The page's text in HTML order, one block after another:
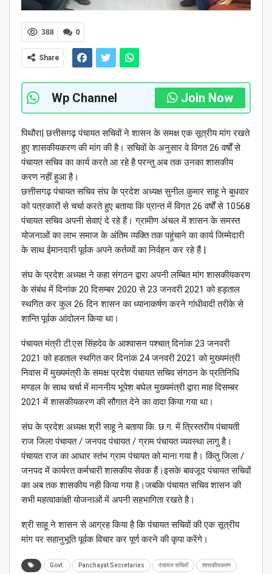
0
388
Share
Wp Channel Join Now
पिथौरा| छत्तीसगढ़ पंचायत सचिवों ने शासन के समक्ष एक सूत्रीय मांग रखते
हुए शासकीयकरण की मांग की है। सचिवों के अनुसार वे विगत 26 वर्षों से
पंचायत सचिव का कार्य करते आ रहे है परन्तु अब तक उनका शासकीय
करण नहीं हुआ है।
छत्तीसगढ़ पंचायत सचिव संघ के प्रदेश अध्यक्ष सुनील कुमार साहू ने बुधवार
को पत्रकारों से चर्चा करते हुए बताया कि प्रान्त में विगत 26 वर्षों से 10568
पंचायत सचिव अपनी सेवाएं दे रहे हैं। ग्रामीण अंचल में शासन के समस्त
योजनाओं का लाभ समाज के अंतिम व्यक्ति तक पहुंचाने का कार्य जिम्मेदारी
के साथ ईमानदारी पूर्वक अपने कर्तव्यों का निर्वहन कर रहे हैं |
संघ के प्रदेश अध्यक्ष ने कहा संगठन द्वारा अपनी लम्बित मांग शासकीयकरण
के संबंध में दिनांक 20 दिसम्बर 2020 से 23 जनवरी 2021 को हड़ताल
स्थगित कर कुल 26 दिन शासन का ध्यानाकर्षण करने गांधीवादी तरीके से
शान्ति पूर्वक आंदोलन किया था।
पंचायत मंत्री टी.एस सिंहदेव के आश्वासन पश्चात् दिनांक 23 जनवरी
2021 को हडताल स्थगित कर दिनांक 24 जनवरी 2021 को मुख्यमंत्री
निवास में मुख्यमंत्री के समक्ष प्रदेश पंचायत सचिव संगठन के प्रतिनिधि
मण्डल के साथ चर्चा में माननीय भूपेश बघेल मुख्यमंत्री द्वारा माह दिसम्बर
2021 में शासकीयकरण की सौगात देने का वादा किया गया था।
संघ के प्रदेश अध्यक्ष श्री साहू ने बताया कि. छ.ग. में त्रिस्तरीय पंचायती
राज जिला पंचायत / जनपद पंचायत / ग्राम पंचायत व्यवस्था लागु है।
पंचायत राज का आधार स्तंभ ग्राम पंचायत को माना गया है। किंतु जिला /
जनपद में कार्यरत कर्मचारी शासकीय सेवक हैं।इसके बावजूद पंचायत सचिवों
का अब तक शासकीय नही किया गया है।जबकि पंचायत सचिव शासन की
सभी महत्वाकांक्षी योजनाओं में अपनी सहभागिता रखते है।
श्री साहू ने शासन से आग्रह किया है कि पंचायत सचिवों की एक सूत्रीय
मांग पर सहानुभूति पूर्वक विचार कर पूर्ण करने की कृपा करेंगे।
Govt. Panchayat Secretaries पंचायत सचिवों शासकीयकरण